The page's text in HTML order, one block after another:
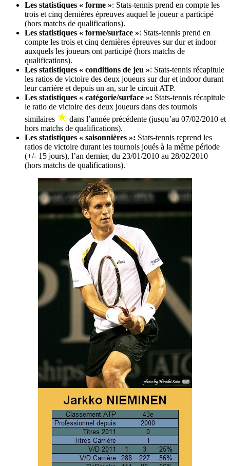
Les statistiques « forme »: Stats-tennis prend en compte les
trois et cinq dernières épreuves auquel le joueur a participé
(hors matchs de qualifications).
Les statistiques « forme/surface »: Stats-tennis prend en
compte les trois et cinq dernières épreuves sur dur et indoor
auxquels les joueurs ont participé (hors matchs de
qualifications).
Les statistiques « conditions de jeu »: Stats-tennis récapitule
les ratios de victoire des deux joueurs sur dur et indoor durant
leur carrière et depuis un an, sur le circuit ATP.
Les statistiques « catégorie/surface »: Stats-tennis récapitule
le ratio de victoire des deux joueurs dans des tournois
similaires
dans l’année précédente (jusqu’au 07/02/2010 et
hors matchs de qualifications).
Les statistiques « saisonnières »: Stats-tennis reprend les
ratios de victoire durant les tournois joués à la même période
(+/- 15 jours), l’an dernier, du 23/01/2010 au 28/02/2010
(hors matchs de qualifications).